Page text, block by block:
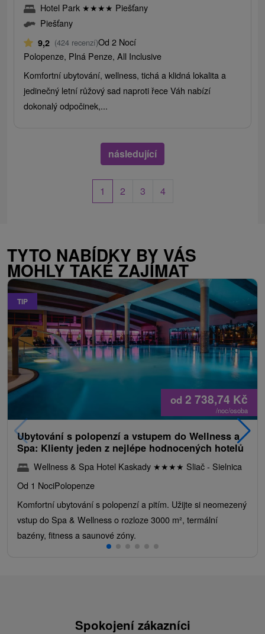
Hotel Park ★★★★ Piešťany
Piešťany
9,2 (424 recenzí)Od 2 Nocí
Polopenze, Plná Penze, All Inclusive
Komfortní ubytování, wellness, tichá a klidná lokalita a
jedinečný letní růžový sad naproti řece Váh nabízí
dokonalý odpočinek,...
následující
1 2 3 4
TYTO NABÍDKY BY VÁS
MOHLY TAKÉ ZAJÍMAT
TIP
od 2 738,74 Kč
/noc/osoba
Ubytování s polopenzí a vstupem do Wellness a
Spa: Klienty jeden z nejlépe hodnocených hotelů
Wellness & Spa Hotel Kaskady ★★★★ Sliač - Sielnica
Od 1 NociPolopenze
Komfortní ubytování s polopenzí a pitím. Užijte si neomezený
vstup do Spa & Wellness o rozloze 3000 m², termální
bazény, fitness a saunové zóny.
Spokojení zákazníci